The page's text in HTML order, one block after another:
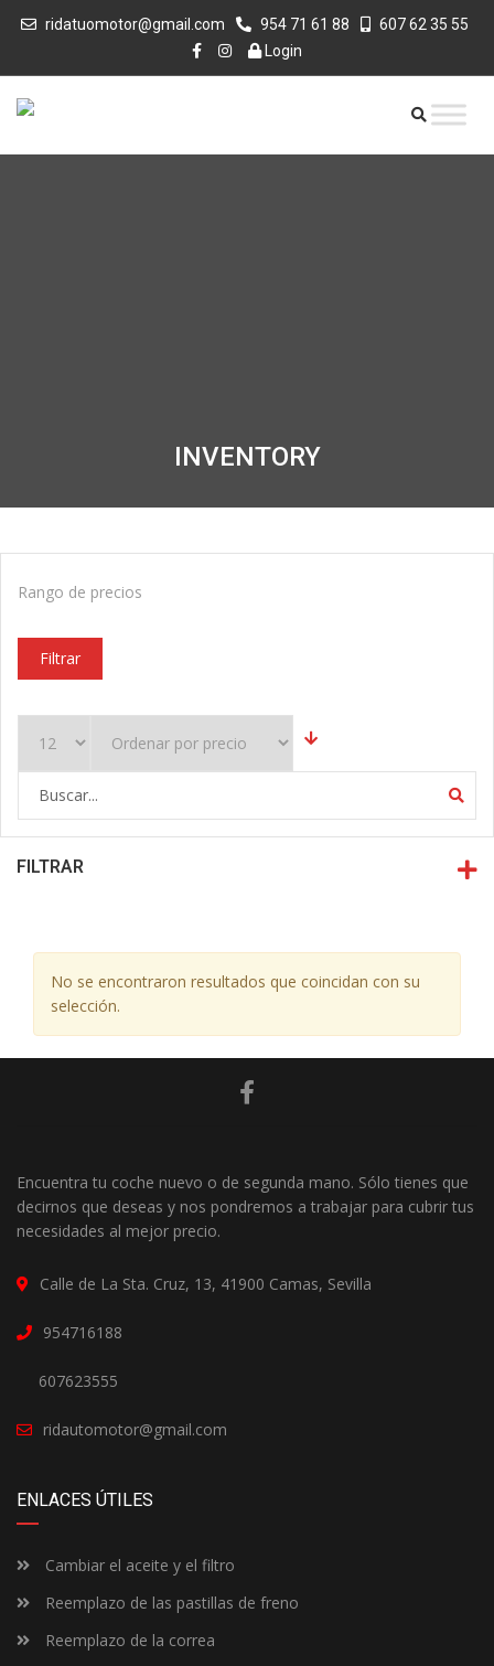
ridatuomotor@gmail.com 954 71 61 88
607 62 35 55
Login
INVENTORY
Rango de precios
Filtrar
FILTRAR
No se encontraron resultados que coincidan con su
selección.
Encuentra tu coche nuevo o de segunda mano. Sólo tienes que
decirnos que deseas y nos pondremos a trabajar para cubrir tus
necesidades al mejor precio.
Calle de La Sta. Cruz, 13, 41900 Camas, Sevilla
954716188
607623555
ridautomotor@gmail.com
ENLACES ÚTILES
Cambiar el aceite y el filtro
Reemplazo de las pastillas de freno
Reemplazo de la correa